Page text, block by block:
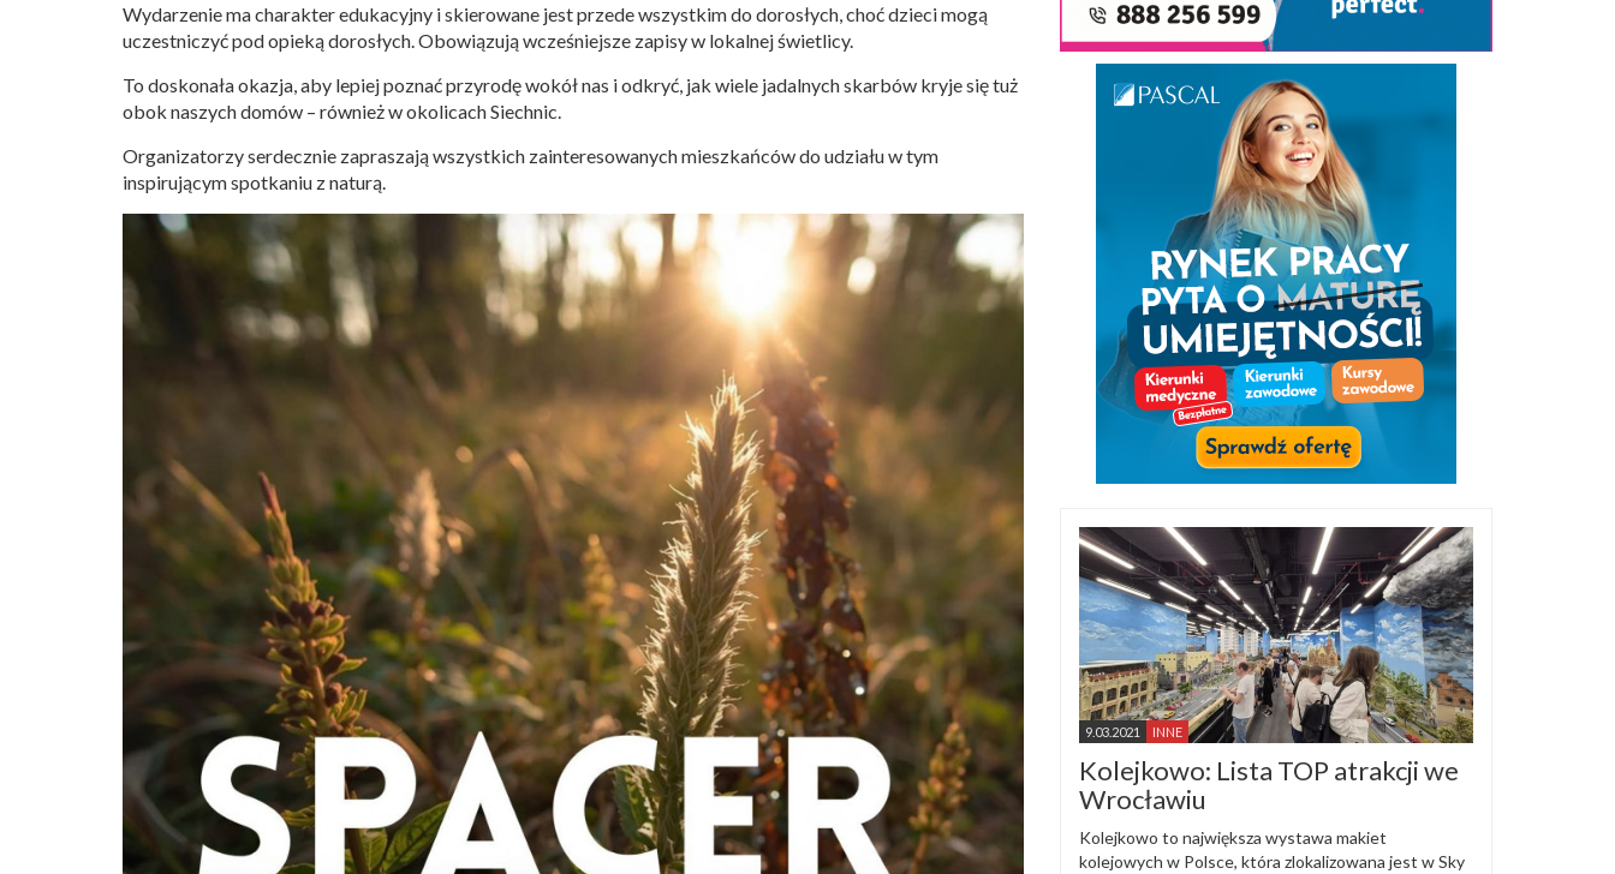
Wydarzenie ma charakter edukacyjny i skierowane jest przede wszystkim do dorosłych, choć dzieci mogą
uczestniczyć pod opieką dorosłych. Obowiązują wcześniejsze zapisy w lokalnej świetlicy.
To doskonała okazja, aby lepiej poznać przyrodę wokół nas i odkryć, jak wiele jadalnych skarbów kryje się tuż
obok naszych domów – również w okolicach Siechnic.
Organizatorzy serdecznie zapraszają wszystkich zainteresowanych mieszkańców do udziału w tym
inspirującym spotkaniu z naturą.
9.03.2021 INNE
Kolejkowo: Lista TOP atrakcji we
Wrocławiu
Kolejkowo to największa wystawa makiet
kolejowych w Polsce, która zlokalizowana jest w Sky